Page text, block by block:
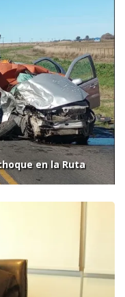
en la Ruta